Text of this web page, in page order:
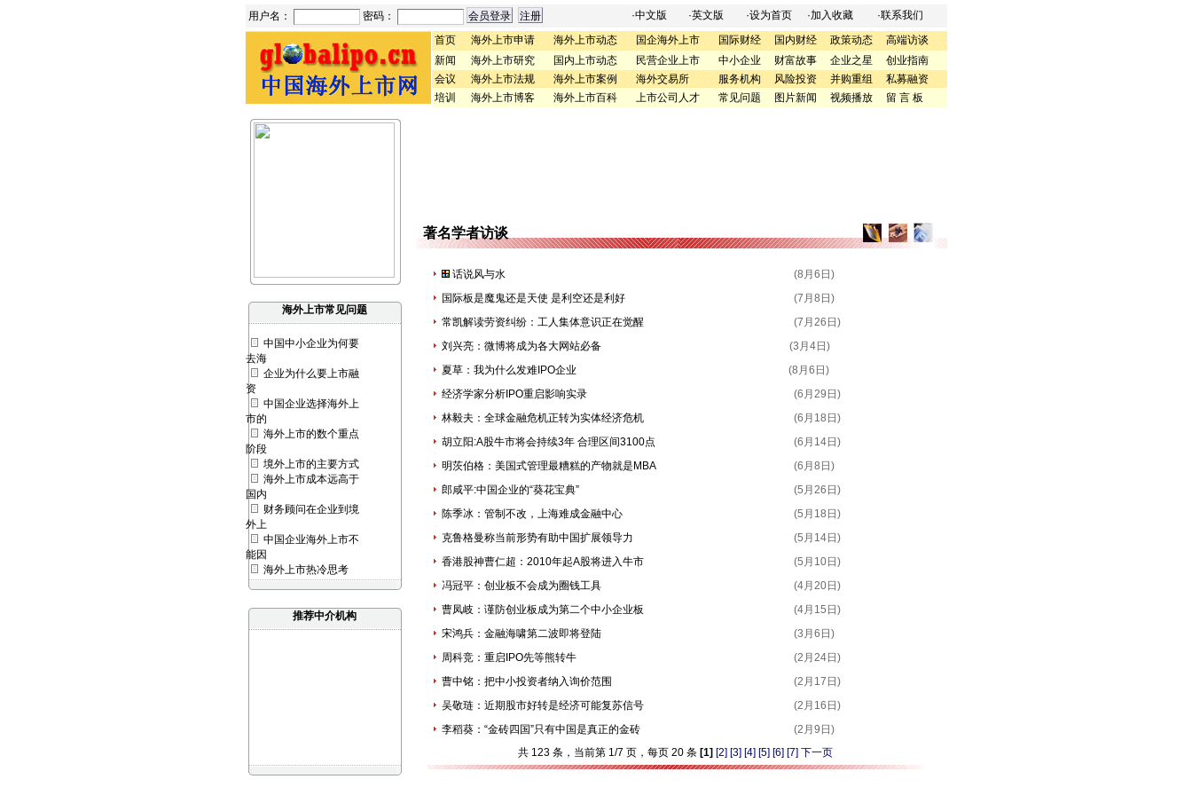
用户名： 密码： ·中文版 ·英文版 ·设为首页 ·加入收藏 ·联系我们
首页
海外上市申请 海外上市动态 国企海外上市 国际财经 国内财经 政策动态
高端访谈
新闻
海外上市研究 国内上市动态 民营企业上市 中小企业 财富故事 企业之星
创业指南
会议
海外上市法规 海外上市案例 海外交易所 服务机构 风险投资 并购重组
私募融资
培训
海外上市博客 海外上市百科 上市公司人才 常见问题 图片新闻 视频播放 留 言 板
海外上市常见问题
中国中小企业为何要
去海
企业为什么要上市融
资
中国企业选择海外上
市的
海外上市的数个重点
阶段
境外上市的主要方式
海外上市成本远高于
国内
财务顾问在企业到境
外上
中国企业海外上市不
能因
海外上市热冷思考
推荐中介机构
著名学者访谈
话说风与水 (8月6日)
国际板是魔鬼还是天使 是利空还是利好
(7月8日)
常凯解读劳资纠纷：工人集体意识正在觉醒
(7月26日)
刘兴亮：微博将成为各大网站必备
(3月4日)
夏草：我为什么发难IPO企业
(8月6日)
经济学家分析IPO重启影响实录
(6月29日)
林毅夫：全球金融危机正转为实体经济危机
(6月18日)
胡立阳:A股牛市将会持续3年 合理区间3100点
(6月14日)
明茨伯格：美国式管理最糟糕的产物就是MBA
(6月8日)
郎咸平:中国企业的“葵花宝典”
(5月26日)
陈季冰：管制不改，上海难成金融中心
(5月18日)
克鲁格曼称当前形势有助中国扩展领导力
(5月14日)
香港股神曹仁超：2010年起A股将进入牛市
(5月10日)
冯冠平：创业板不会成为圈钱工具
(4月20日)
曹凤岐：谨防创业板成为第二个中小企业板
(4月15日)
宋鸿兵：金融海啸第二波即将登陆
(3月6日)
周科竞：重启IPO先等熊转牛
(2月24日)
曹中铭：把中小投资者纳入询价范围
(2月17日)
吴敬琏：近期股市好转是经济可能复苏信号
(2月16日)
李稻葵：“金砖四国”只有中国是真正的金砖
(2月9日)
共 123 条，当前第 1/7 页，每页 20 条 [1] [2] [3] [4] [5] [6] [7] 下一页